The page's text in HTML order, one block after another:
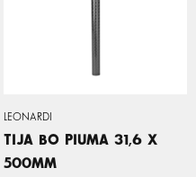
LEONARDI
TIJA BO PIUMA 31,6 X
500MM